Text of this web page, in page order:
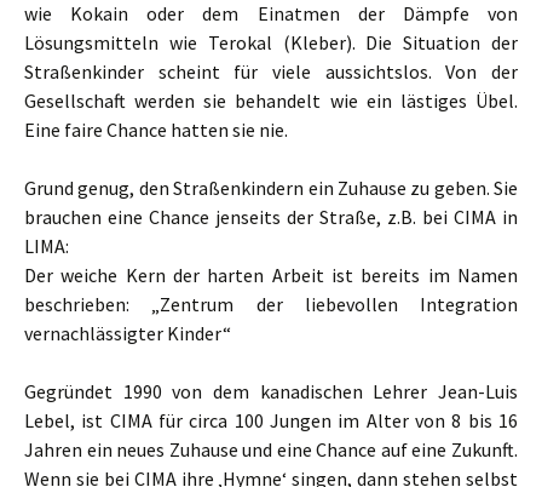
wie Kokain oder dem Einatmen der Dämpfe von
Lösungsmitteln wie Terokal (Kleber). Die Situation der
Straßenkinder scheint für viele aussichtslos. Von der
Gesellschaft werden sie behandelt wie ein lästiges Übel.
Eine faire Chance hatten sie nie.
Grund genug, den Straßenkindern ein Zuhause zu geben. Sie
brauchen eine Chance jenseits der Straße, z.B. bei CIMA in
LIMA:
Der weiche Kern der harten Arbeit ist bereits im Namen
beschrieben: „Zentrum der liebevollen Integration
vernachlässigter Kinder“
Gegründet 1990 von dem kanadischen Lehrer Jean-Luis
Lebel, ist CIMA für circa 100 Jungen im Alter von 8 bis 16
Jahren ein neues Zuhause und eine Chance auf eine Zukunft.
Wenn sie bei CIMA ihre ‚Hymne‘ singen, dann stehen selbst